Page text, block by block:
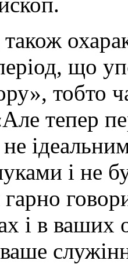
що
тобто
тепер
не
і не
гарно
і в ваших